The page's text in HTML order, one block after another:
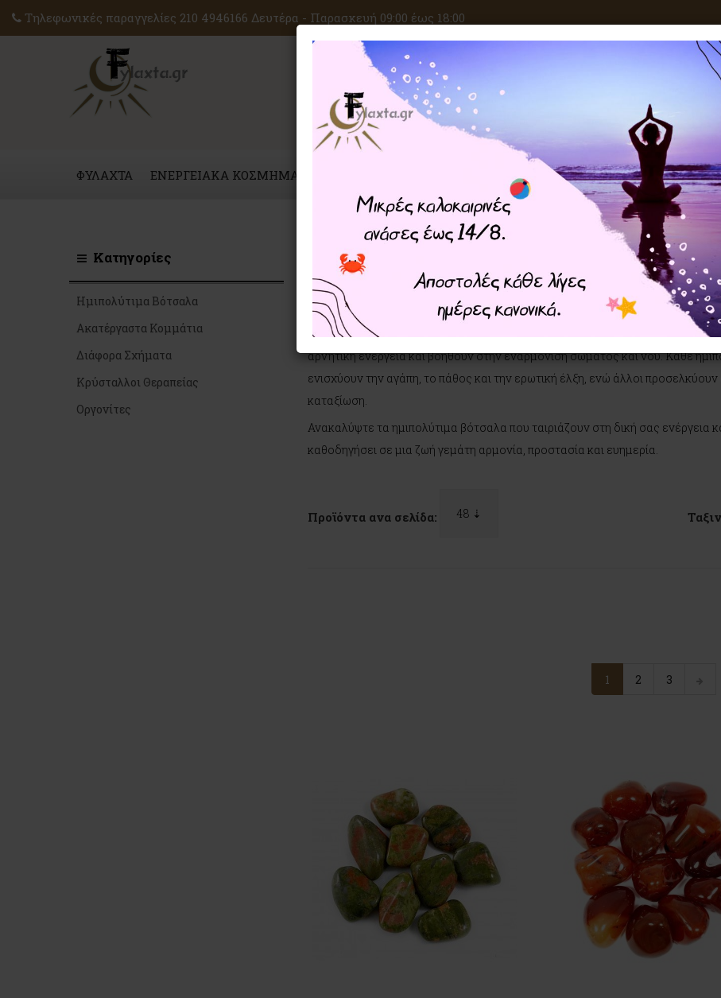
Τηλεφωνικές παραγγελίες 210 4946166 Δευτέρα - Παρασκευή 09:00 έως 18:00
ΦΥΛΑΧΤΑ ΕΝΕΡΓΕΙΑΚΑ ΚΟΣΜΗΜΑΤΑ ΚΡΥΣΤΑΛΛΟΘΕΡΑΠΕΙΑ ΜΑΓΙΚΑ
Κατηγορίες
Ημιπολύτιμα Βότσαλα
Ακατέργαστα Κομμάτια
Διάφορα Σχήματα
Κρύσταλλοι Θεραπείας
Οργονίτες
Ημιπολύτιμα Βότσαλα
Τα ημιπολύτιμα βότσαλα είναι φυσικοί κρύσταλλοι γεμάτοι ενέργεια και
στη μεταφυσική πρακτική εδώ και αιώνες, προσφέροντας θεραπευτικές,
Κρατώντας ή τοποθετώντας τα βότσαλα πάνω στα ενεργειακά κέντρα
αρνητική ενέργεια και βοηθούν στην εναρμόνιση σώματος και νου. Κάθε
ενισχύουν την αγάπη, το πάθος και την ερωτική έλξη, ενώ άλλοι
καταξίωση.
Ανακαλύψτε τα ημιπολύτιμα βότσαλα που ταιριάζουν στη δική σας
καθοδηγήσει σε μια ζωή γεμάτη αρμονία, προστασία και ευημερία.
Προϊόντα ανα σελίδα:
1 2 3